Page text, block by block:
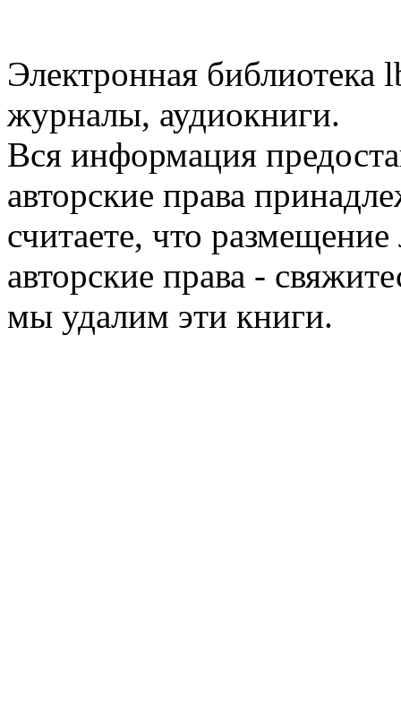
Электронная библиотека
журналы, аудиокниги.
Вся информация
авторские права
считаете, что
авторские права -
мы удалим эти книги.